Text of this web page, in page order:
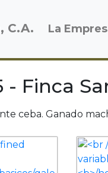
C.A. La
- Finca
ceba. Ganado